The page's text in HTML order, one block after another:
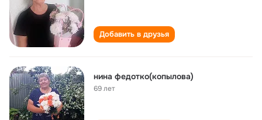
Добавить в друзья
нина федотко(копылова)
69 лет